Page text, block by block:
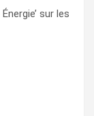
sur les